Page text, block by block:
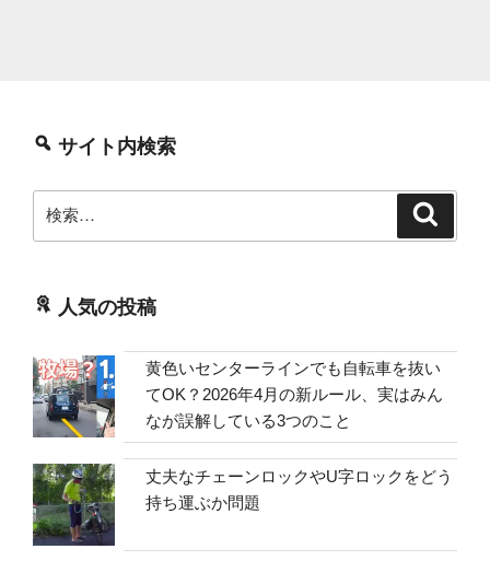
サイト内検索
索:
人気の投稿
黄色いセンターラインでも自転車を抜い
てOK？2026年4月の新ルール、実はみん
なが誤解している3つのこと
丈夫なチェーンロックやU字ロックをどう
持ち運ぶか問題